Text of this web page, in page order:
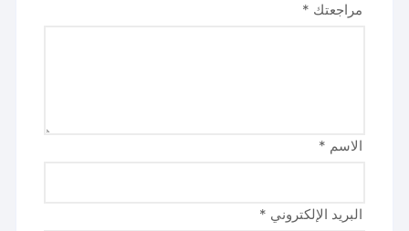
مراجعتك *
الاسم *
البريد الإلكتروني *